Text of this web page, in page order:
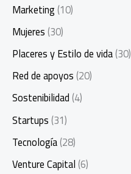
Marketing(10)
Mujeres(30)
Placeres y Estilo de vida(30)
Red de apoyos(20)
Sostenibilidad(4)
Startups(31)
Tecnología(28)
Venture Capital(6)